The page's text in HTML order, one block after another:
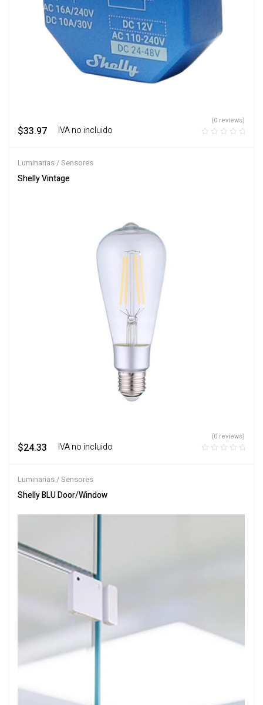
$33.97 ‎ ‎ ‎ IVA no incluido
(0 reviews)
Luminarias / Sensores
Shelly Vintage
$24.33 ‎ ‎ ‎ IVA no incluido
(0 reviews)
Luminarias / Sensores
Shelly BLU Door/Window